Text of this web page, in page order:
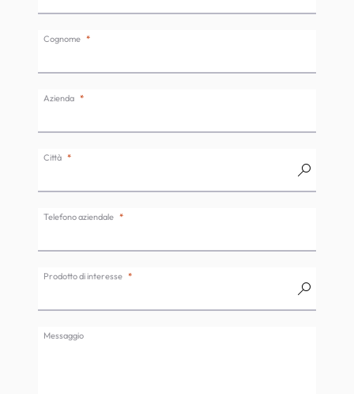
Cognome
Azienda
Città
Telefono aziendale
Prodotto di interesse
Messaggio